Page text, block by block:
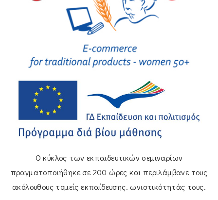
Ο κύκλος των εκπαιδευτικών σεμιναρίων
πραγματοποιήθηκε σε 200 ώρες και περιλάμβανε τους
ακόλουθους τομείς εκπαίδευσης. ωνιστικότητάς τους.